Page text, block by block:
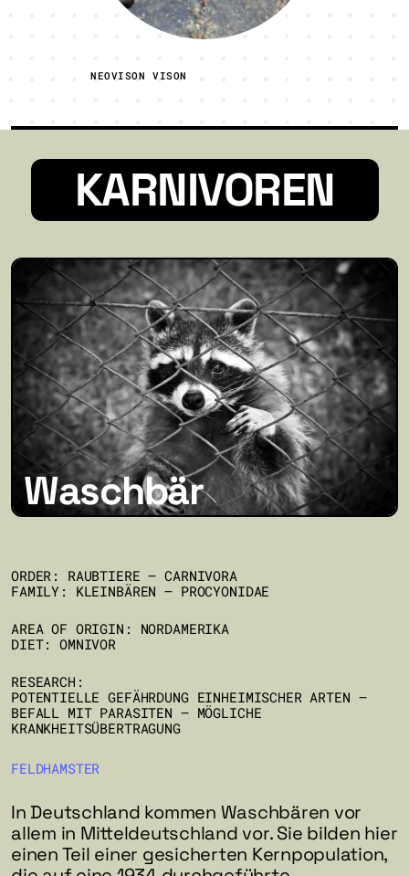
NEOVISON VISON
KARNIVOREN
Waschbär
ORDER: RAUBTIERE – CARNIVORA
FAMILY: KLEINBÄREN – PROCYONIDAE
AREA OF ORIGIN: NORDAMERIKA
DIET: OMNIVOR
RESEARCH:
POTENTIELLE GEFÄHRDUNG EINHEIMISCHER ARTEN –
BEFALL MIT PARASITEN – MÖGLICHE
KRANKHEITSÜBERTRAGUNG
FELDHAMSTER
In Deutschland kommen Waschbären vor
allem in Mitteldeutschland vor. Sie bilden hier
einen Teil einer gesicherten Kernpopulation,